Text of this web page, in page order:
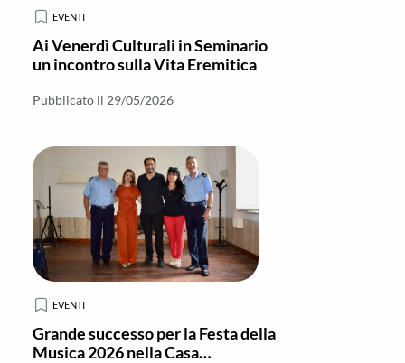
EVENTI
Ai Venerdì Culturali in Seminario
un incontro sulla Vita Eremitica
Pubblicato il 29/05/2026
EVENTI
Grande successo per la Festa della
Musica 2026 nella Casa